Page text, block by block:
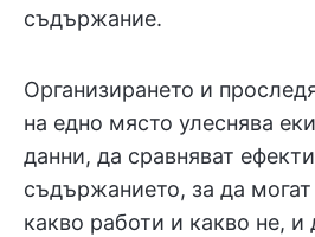
съдържание.
Организирането и
на едно място улеснява
данни, да сравняват
съдържанието, за да могат
какво работи и какво не, и